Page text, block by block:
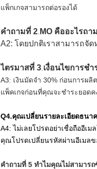
แพ็กเกจสามารถต่อรองได้
คำถามที่ 2 MO คืออะไรถา
A2: โดยปกติเราสามารถจั
ไตรมาสที่ 3 เงื่อนไขการช
A3: เงินมัดจำ 30% ก่อนการผ
แพ็คเกจก่อนที่คุณจะชำระยอดค
Q4.คุณเปลี่ยนรายละเอียดธนา
A4: ไม่เลยโปรดอย่าเชื่อถืออีเ
คุณโปรดเปลี่ยนรหัสผ่านอีเมล
คำถามที่ 5 ทำไมคุณไม่สามารถ